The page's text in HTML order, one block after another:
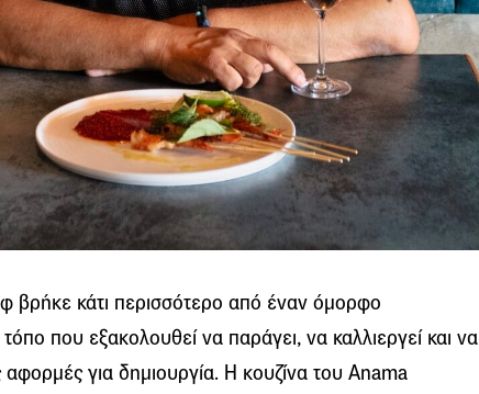
βρήκε κάτι περισσότερο από έναν όμορφο
που εξακολουθεί να παράγει, να καλλιεργεί και να
για δημιουργία. Η κουζίνα του Anama